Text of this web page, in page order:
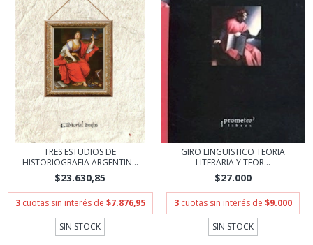
TRES ESTUDIOS DE
HISTORIOGRAFIA ARGENTIN...
$23.630,85
3 cuotas sin interés de $7.876,95
SIN STOCK
GIRO LINGUISTICO TEORIA
LITERARIA Y TEOR...
$27.000
3 cuotas sin interés de $9.000
SIN STOCK